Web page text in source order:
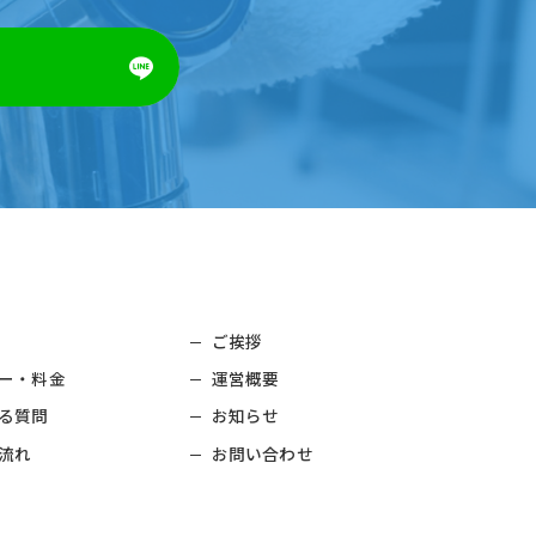
・料金
質問
れ
ご挨拶
運営概要
お知らせ
お問い合わせ